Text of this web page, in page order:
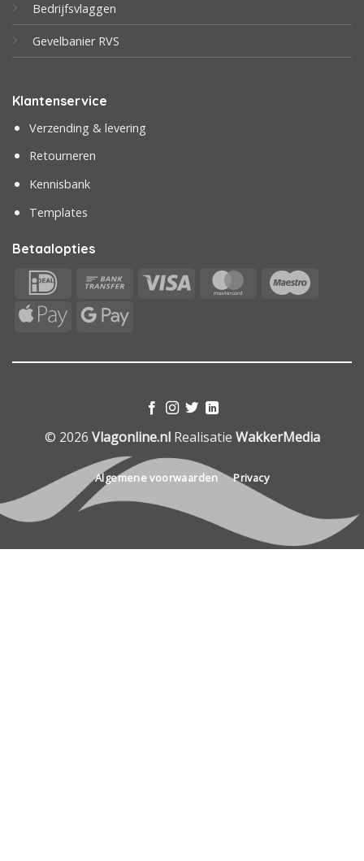
Bedrijfsvlaggen
Gevelbanier RVS
Klantenservice
Verzending & levering
Retourneren
Kennisbank
Templates
Betaalopties
IDeal
Bank
Visa MasterCard
Apple
Google
© 2026 Vlagonline.nlRealisatie WakkerMedia
Algemene voorwaarden Privacy